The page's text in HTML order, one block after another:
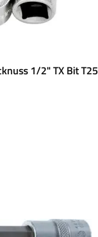
1/2" TX Bit T25